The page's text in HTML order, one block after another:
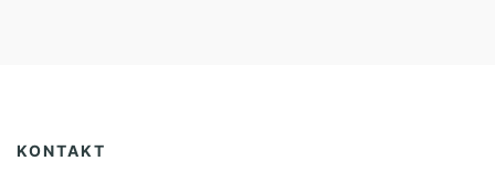
KONTAKT